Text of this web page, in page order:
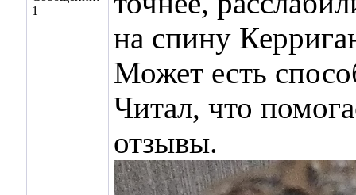
1
на спину
Может есть
Читал, что
отзывы.